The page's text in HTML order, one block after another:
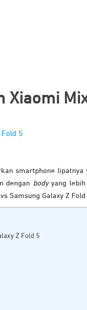
Xiaomi
smartphone
dengan bodyyang lebih
Samsung Galaxy Z
Z Fold 5